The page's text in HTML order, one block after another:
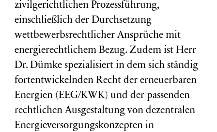
zivilgerichtlichen Prozessführung,
einschließlich der Durchsetzung
wettbewerbsrechtlicher Ansprüche mit
energierechtlichem Bezug. Zudem ist Herr
Dr. Dümke spezialisiert in dem sich ständig
fortentwickelnden Recht der erneuerbaren
Energien (EEG/KWK) und der passenden
rechtlichen Ausgestaltung von dezentralen
Energieversorgungskonzepten in